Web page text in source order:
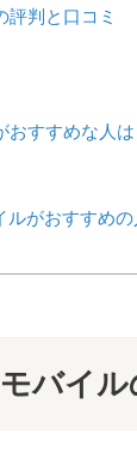
評判と口コミ
おすすめな人は
ルがおすすめの
バイ